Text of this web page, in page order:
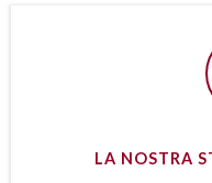
LA NOSTRA